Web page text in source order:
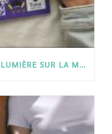
FASHION, UN GUIDE QUI FAIT TOUTE LA LUMIÈRE SUR LA MODE